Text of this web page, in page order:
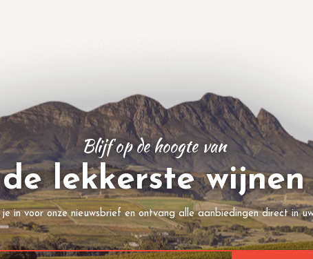
Blijf op de hoogte van
de lekkerste wijnen
in voor onze nieuwsbrief en ontvang alle aanbiedingen direct in